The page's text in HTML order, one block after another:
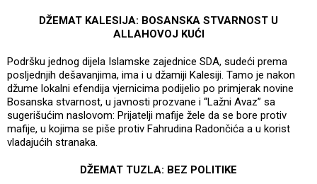
DŽEMAT KALESIJA: BOSANSKA STVARNOST U
ALLAHOVOJ KUĆI
Podršku jednog dijela Islamske zajednice SDA, sudeći prema
posljednjih dešavanjima, ima i u džamiji Kalesiji. Tamo je nakon
džume lokalni efendija vjernicima podijelio po primjerak novine
Bosanska stvarnost, u javnosti prozvane i “Lažni Avaz” sa
sugerišućim naslovom: Prijatelji mafije žele da se bore protiv
mafije, u kojima se piše protiv Fahrudina Radončića a u korist
vladajućih stranaka.
DŽEMAT TUZLA: BEZ POLITIKE